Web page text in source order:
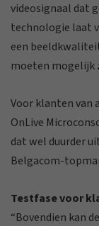
videosignaal dat
technologie laat
een
moeten mogelijk
Voor klanten van
OnLive
dat wel duurder
Belgacom-
Testfase voor
“Bovendien kan